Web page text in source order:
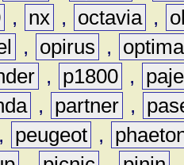
, nx , octavia ,
, opirus ,
optima
, p1800 ,
, partner ,
, peugeot ,